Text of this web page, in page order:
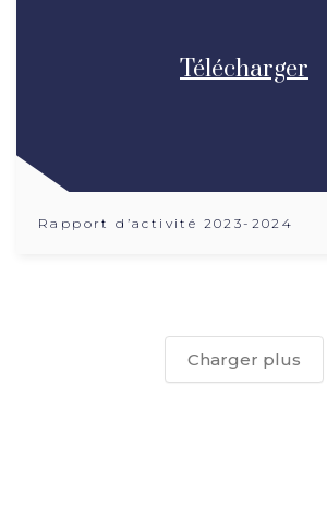
Télécharger
Rapport d’activité 2023-2024
Charger plus